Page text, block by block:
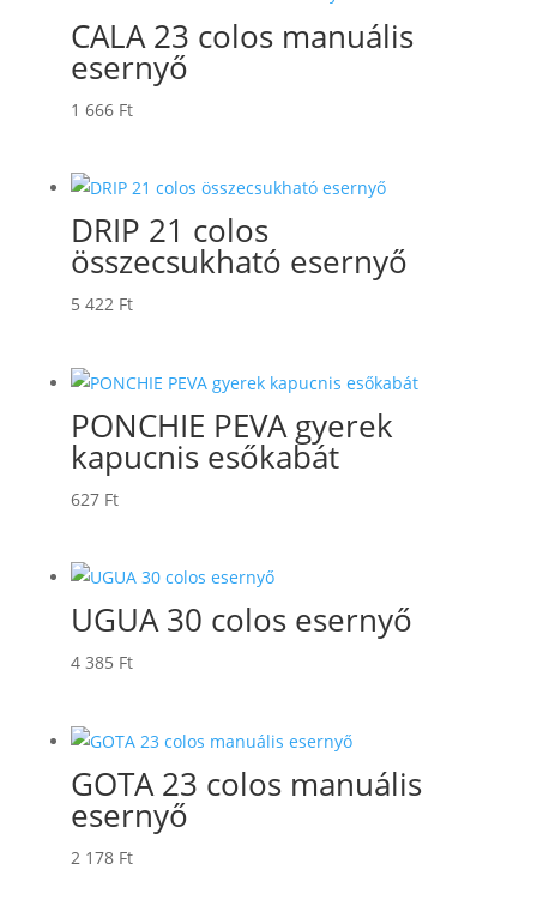
CALA 23 colos manuális
esernyő
1 666 Ft
DRIP 21 colos
összecsukható esernyő
5 422 Ft
PONCHIE PEVA gyerek
kapucnis esőkabát
627 Ft
UGUA 30 colos esernyő
4 385 Ft
GOTA 23 colos manuális
esernyő
2 178 Ft